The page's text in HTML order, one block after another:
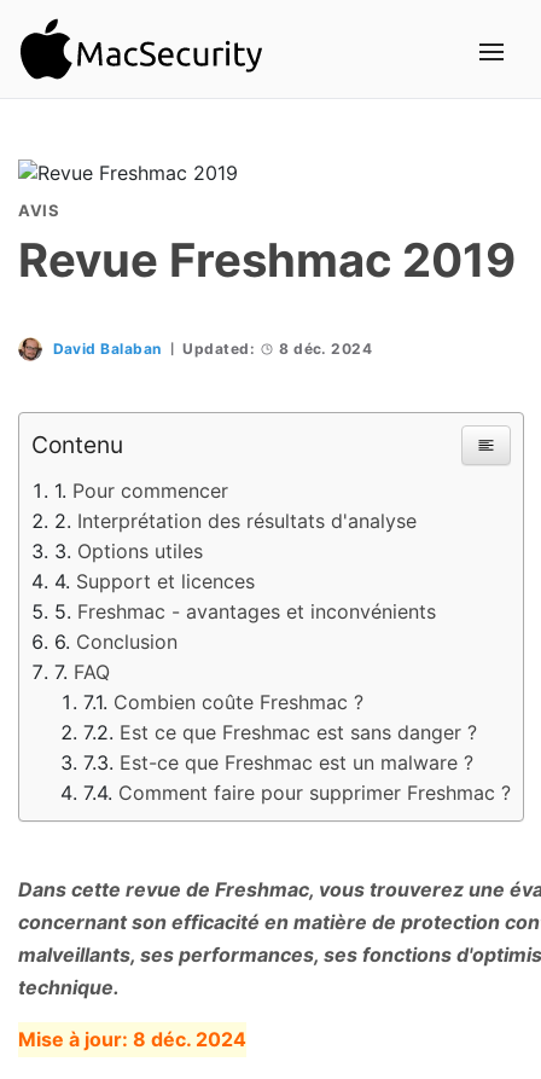
AVIS
Revue Freshmac 2019
David Balaban Updated: 8 déc. 2024
Contenu
Pour commencer
Interprétation des résultats d'analyse
Options utiles
Support et licences
Freshmac - avantages et inconvénients
Conclusion
FAQ
Combien coûte Freshmac ?
Est ce que Freshmac est sans danger ?
Est-ce que Freshmac est un malware ?
Comment faire pour supprimer Freshmac ?
Dans cette revue de Freshmac, vous trouverez une
concernant son efficacité en matière de protection
malveillants, ses performances, ses fonctions
technique.
Mise à jour: 8 déc. 2024